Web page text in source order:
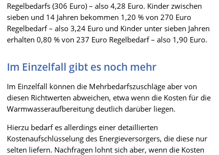
Regelbedarfs (306 Euro) – also 4,28 Euro. Kinder zwischen
sieben und 14 Jahren bekommen 1,20 % von 270 Euro
Regelbedarf – also 3,24 Euro und Kinder unter sieben Jahren
erhalten 0,80 % von 237 Euro Regelbedarf – also 1,90 Euro.
Im Einzelfall gibt es noch mehr
Im Einzelfall können die Mehrbedarfszuschläge aber von
diesen Richtwerten abweichen, etwa wenn die Kosten für die
Warmwasseraufbereitung deutlich darüber liegen.
Hierzu bedarf es allerdings einer detaillierten
Kostenaufschlüsselung des Energieversorgers, die diese nur
selten liefern. Nachfragen lohnt sich aber, wenn die Kosten